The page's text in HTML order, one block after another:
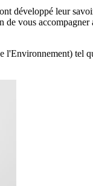
développé leur
vous
tel